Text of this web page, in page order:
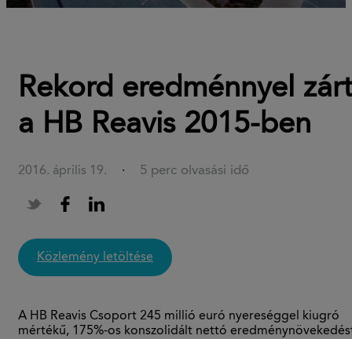
Rekord eredménnyel zárt
a HB Reavis 2015-ben
2016. április 19. · 5 perc olvasási idő
közlemény letöltése
A HB Reavis Csoport 245 millió euró nyereséggel kiugró
mértékű, 175%-os konszolidált nettó